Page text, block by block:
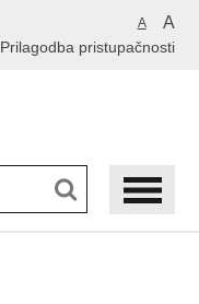
A A
Prilagodba pristupačnosti